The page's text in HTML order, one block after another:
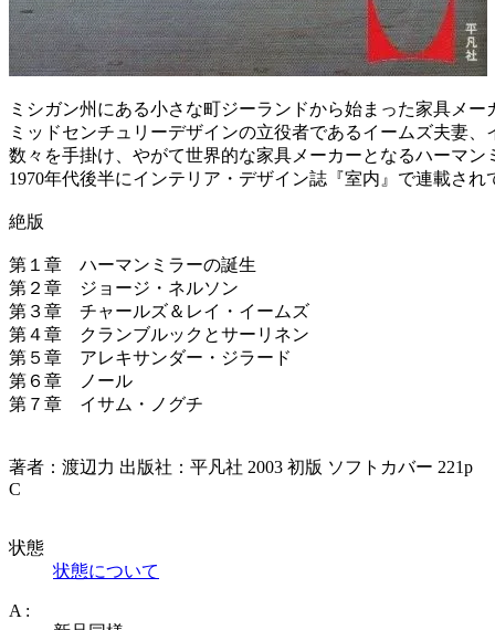
ミシガン州にある小さな町ジーランドから始まった家具メー
ミッドセンチュリーデザインの立役者であるイームズ夫妻
数々を手掛け、やがて世界的な家具メーカーとなるハーマ
1970年代後半にインテリア・デザイン誌『室内』で連載さ
絶版
第１章 ハーマンミラーの誕生
第２章 ジョージ・ネルソン
第３章 チャールズ＆レイ・イームズ
第４章 クランブルックとサーリネン
第５章 アレキサンダー・ジラード
第６章 ノール
第７章 イサム・ノグチ
著者：渡辺力 出版社：平凡社 2003 初版 ソフトカバー 221p
C
状態
状態について
A :